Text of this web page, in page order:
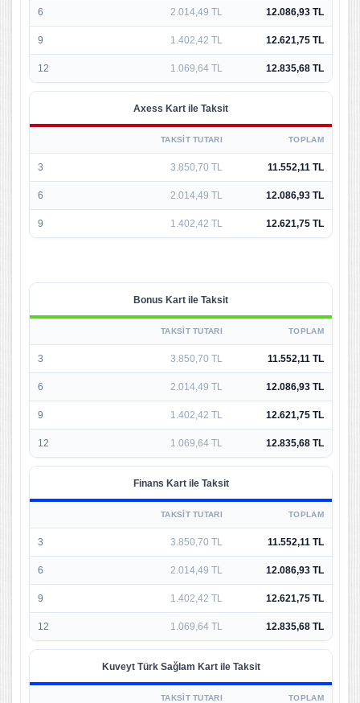
6 2.014,49 TL 12.086,93 TL
9 1.402,42 TL 12.621,75 TL
12 1.069,64 TL 12.835,68 TL
Axess Kart ile Taksit
TAKSIT TUTARI TOPLAM
3 3.850,70 TL 11.552,11 TL
6 2.014,49 TL 12.086,93 TL
9 1.402,42 TL 12.621,75 TL
Bonus Kart ile Taksit
TAKSIT TUTARI TOPLAM
3 3.850,70 TL 11.552,11 TL
6 2.014,49 TL 12.086,93 TL
9 1.402,42 TL 12.621,75 TL
12 1.069,64 TL 12.835,68 TL
Finans Kart ile Taksit
TAKSIT TUTARI TOPLAM
3 3.850,70 TL 11.552,11 TL
6 2.014,49 TL 12.086,93 TL
9 1.402,42 TL 12.621,75 TL
12 1.069,64 TL 12.835,68 TL
Kuveyt Türk Sağlam Kart ile Taksit
TAKSIT TUTARI TOPLAM